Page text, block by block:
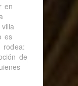
en
es
rodea:
de